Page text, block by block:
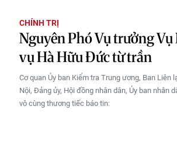
CHÍNH TRỊ
Nguyên Phó Vụ trưởng
vụ Hà Hữu Đức từ trần
Cơ quan Ủy ban Kiểm tra Trung ương, Ban Liên
Nội, Đảng ủy, Hội đồng nhân dân, Ủy ban nhân
vô cùng thương tiếc báo tin: